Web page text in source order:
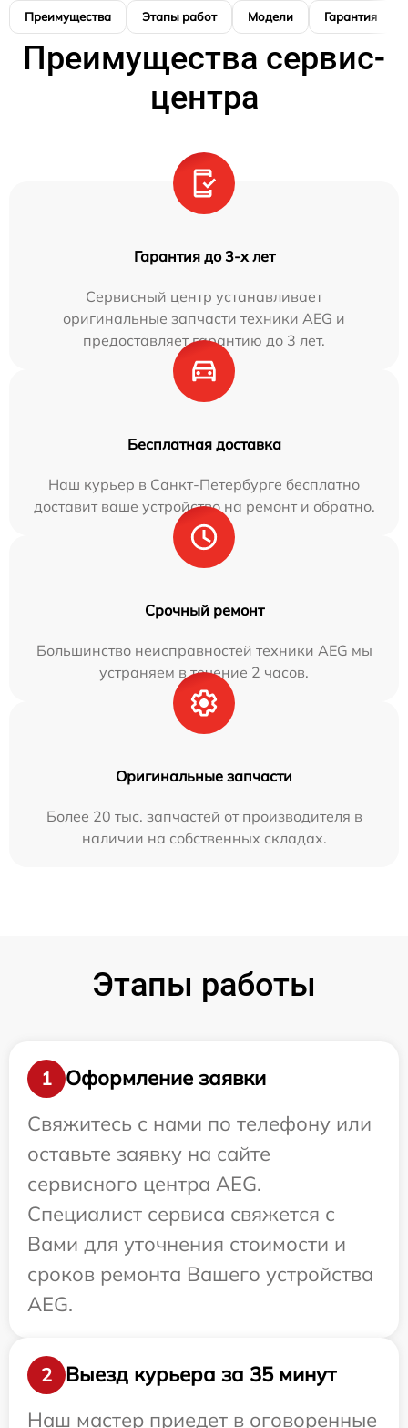
Преимущества Этапы работ Модели Гарантия
Преимущества сервис-
центра
Гарантия до 3-х лет
Сервисный центр устанавливает
оригинальные запчасти техники AEG и
предоставляет гарантию до 3 лет.
Бесплатная доставка
Наш курьер в Санкт-Петербурге бесплатно
доставит ваше устройство на ремонт и обратно.
Срочный ремонт
Большинство неисправностей техники AEG мы
устраняем в течение 2 часов.
Оригинальные запчасти
Более 20 тыс. запчастей от производителя в
наличии на собственных складах.
Этапы работы
1
Оформление заявки
Свяжитесь с нами по телефону или
оставьте заявку на сайте
сервисного центра AEG.
Специалист сервиса свяжется с
Вами для уточнения стоимости и
сроков ремонта Вашего устройства
AEG.
2
Выезд курьера за 35 минут
Наш мастер приедет в оговоренные